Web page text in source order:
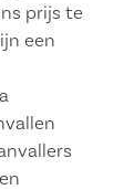
prijs te
een